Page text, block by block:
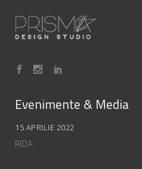
Evenimente & Media
15 APRILIE 2022
RIDA